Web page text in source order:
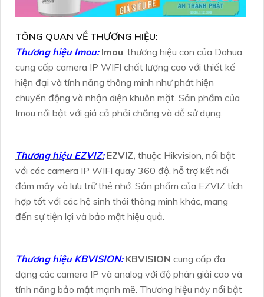
TÔNG QUAN VỀ THƯƠNG HIỆU:
Thương hiệu Imou: Imou , thương hiệu con của Dahua,
cung cấp camera IP WIFI chất lượng cao với thiết kế
hiện đại và tính năng thông minh như phát hiện
chuyển động và nhận diện khuôn mặt. Sản phẩm của
Imou nổi bật với giá cả phải chăng và dễ sử dụng.
Thương hiệu EZVIZ: EZVIZ, thuộc Hikvision, nổi bật
với các camera IP WIFI quay 360 độ, hỗ trợ kết nối
đám mây và lưu trữ thẻ nhớ. Sản phẩm của EZVIZ tích
hợp tốt với các hệ sinh thái thông minh khác, mang
đến sự tiện lợi và bảo mật hiệu quả.
Thương hiệu KBVISION: KBVISION cung cấp đa
dạng các camera IP và analog với độ phân giải cao và
tính năng bảo mật mạnh mẽ. Thương hiệu này nổi bật